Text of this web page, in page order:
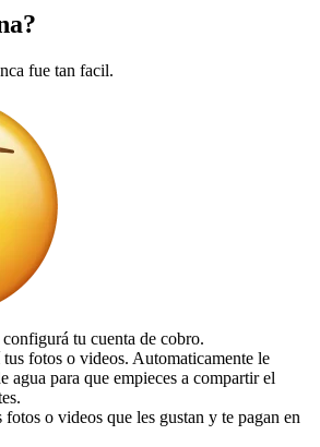
fue tan facil.
tu cuenta de cobro.
fotos o videos. Automaticamente le
agua para que empieces a compartir el
o videos que les gustan y te pagan en